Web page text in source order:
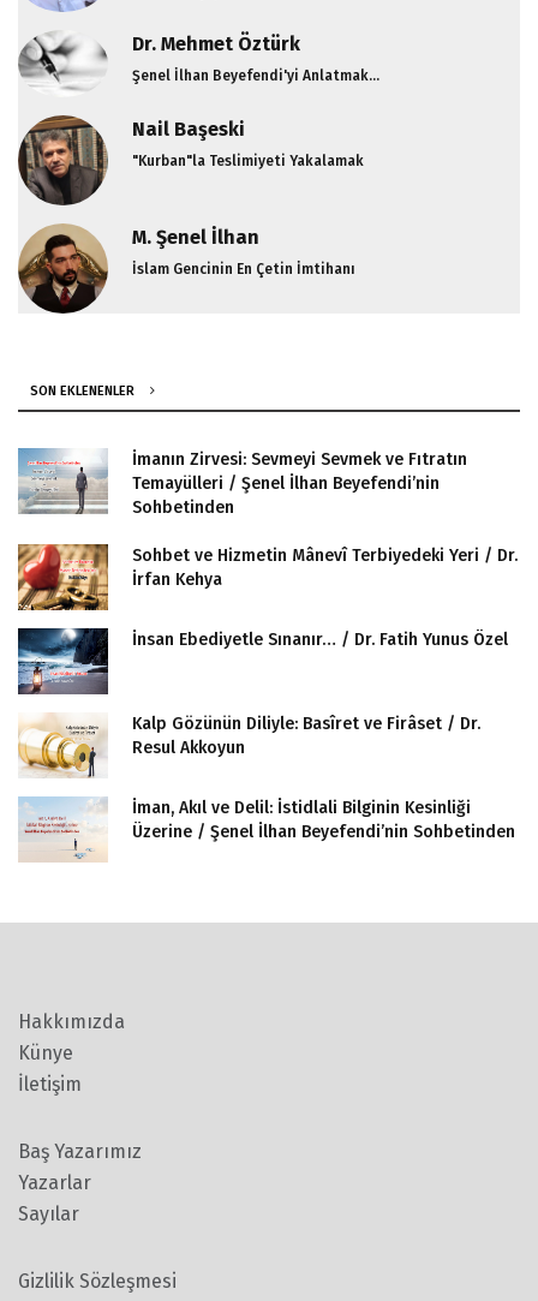
Dr. Mehmet Öztürk
Şenel İlhan Beyefendi'yi Anlatmak...
Nail Başeski
"Kurban"la Teslimiyeti Yakalamak
M. Şenel İlhan
İslam Gencinin En Çetin İmtihanı
SON EKLENENLER
İmanın Zirvesi: Sevmeyi Sevmek ve Fıtratın
Temayülleri / Şenel İlhan Beyefendi’nin
Sohbetinden
Sohbet ve Hizmetin Mânevî Terbiyedeki Yeri / Dr.
İrfan Kehya
İnsan Ebediyetle Sınanır… / Dr. Fatih Yunus Özel
Kalp Gözünün Diliyle: Basîret ve Firâset / Dr.
Resul Akkoyun
İman, Akıl ve Delil: İstidlali Bilginin Kesinliği
Üzerine / Şenel İlhan Beyefendi’nin Sohbetinden
Hakkımızda
Künye
İletişim
Baş Yazarımız
Yazarlar
Sayılar
Gizlilik Sözleşmesi